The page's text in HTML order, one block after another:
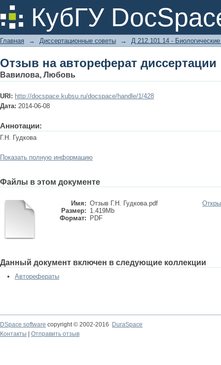
КубГУ
Отзыв на автореферат диссертации
Главная → Диссертационные советы → Д 212.101.14 - Биологические
Отзыв на автореферат диссертации
Вавилова, Любовь
URI: http://docspace.kubsu.ru/docspace/handle/1/428
Дата: 2014-06-08
Аннотации:
Г.Н. Гудкова
Показать полную информацию
Файлы в этом документе
Имя: Отзыв Г.Н. Гудкова.pdf
Размер: 1.419Mb
Формат:
PDF
Данный документ включен в следующие коллекции
Авторефераты
DSpace software copyright © 2002-2016
DuraSpace
Контакты
Отправить отзыв